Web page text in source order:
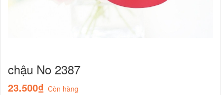
chậu No 2387
23.500₫ Còn hàng